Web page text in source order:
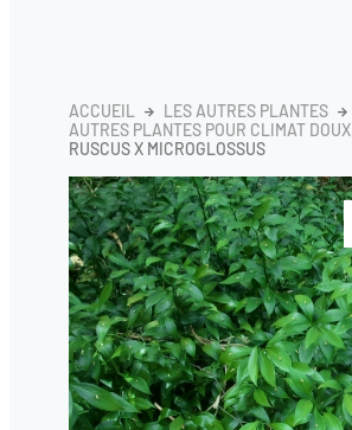
ACCUEIL
LES AUTRES PLANTES
AUTRES PLANTES POUR CLIMAT DOUX
RUSCUS X MICROGLOSSUS